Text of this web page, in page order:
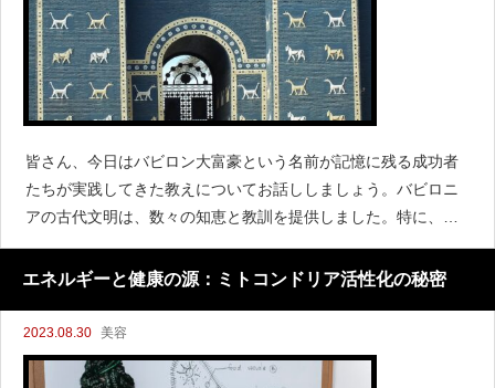
皆さん、今日はバビロン大富豪という名前が記憶に残る成功者
たちが実践してきた教えについてお話ししましょう。バビロニ
アの古代文明は、数々の知恵と教訓を提供しました。特に、バ
ビロニアの教えは経済的成功、個人的な幸福、そして人生の充
実に関する実践的な指南として広く知られています。
エネルギーと健康の源：ミトコンドリア活性化の秘密
2023.08.30 美容